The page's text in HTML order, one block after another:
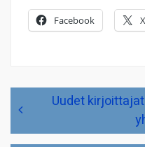
Facebook X
Artikkelien
selaus
Uudet